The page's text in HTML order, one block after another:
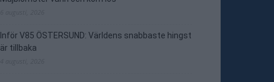
Inför V85 ÖSTERSUND: Världens snabbaste hingst
är tillbaka